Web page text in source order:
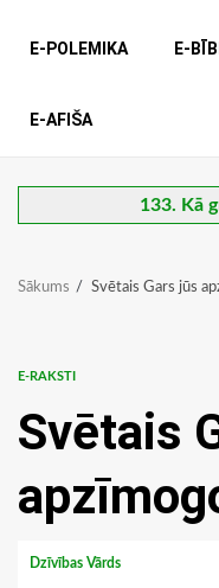
E-POLEMIKA E-
E-AFIŠA
133. Kā
Sākums Svētais Gars jūs
E-RAKSTI
Svētais
Dzīvības Vārds